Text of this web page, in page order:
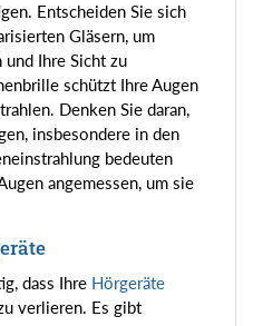
Entscheiden Sie sich
Gläsern, um
Ihre Sicht zu
schützt Ihre Augen
Denken Sie daran,
insbesondere in den
bedeuten
angemessen, um sie
dass Ihre Hörgeräte
verlieren. Es gibt